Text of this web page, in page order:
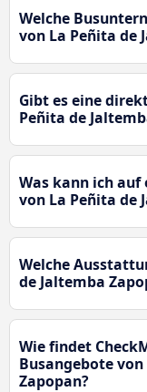
Welche
von La Peñita de
Gibt es eine
Peñita de
Was kann ich
von La Peñita de
Welche
de Jaltemba
Wie findet
Busangebote
Zapopan?